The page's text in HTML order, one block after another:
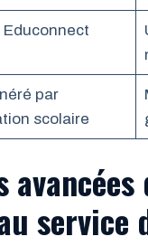
par
scolaire
service